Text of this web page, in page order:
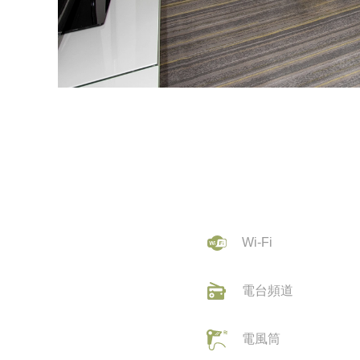
Wi-Fi
電台頻道
電風筒